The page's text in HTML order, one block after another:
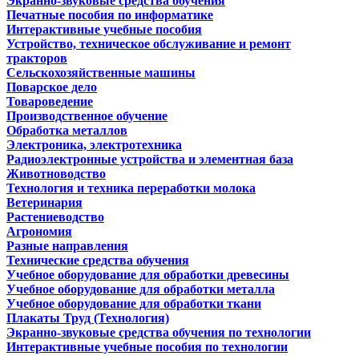
Печатные пособия по информатике
Интерактивные учебные пособия
Устройство, техническое обслуживание и ремонт
тракторов
Сельскохозяйственные машины
Поварское дело
Товароведение
Производственное обучение
Обработка металлов
Электроника, электротехника
Радиоэлектронные устройства и элементная база
Животноводство
Технология и техника переработки молока
Ветеринария
Растениеводство
Агрономия
Разные направления
Технические средства обучения
Учебное оборудование для обработки древесины
Учебное оборудование для обработки металла
Учебное оборудование для обработки ткани
Плакаты Труд (Технология)
Экранно-звуковые средства обучения по технологии
Интерактивные учебные пособия по технологии